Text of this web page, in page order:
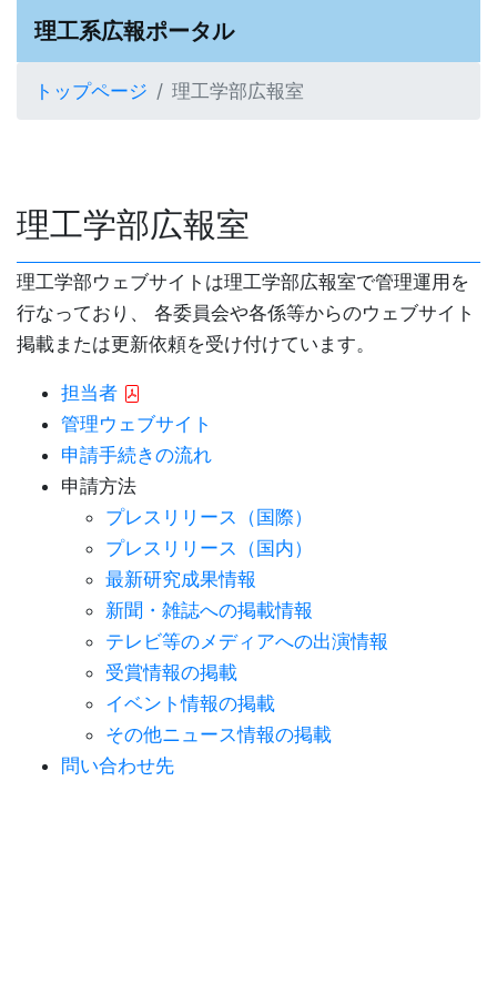
理工系広報ポータル
トップページ 理工学部広報室
理工学部広報室
理工学部ウェブサイトは理工学部広報室で管理運用を
行なっており、 各委員会や各係等からのウェブサイト
掲載または更新依頼を受け付けています。
担当者
管理ウェブサイト
申請手続きの流れ
申請方法
プレスリリース（国際）
プレスリリース（国内）
最新研究成果情報
新聞・雑誌への掲載情報
テレビ等のメディアへの出演情報
受賞情報の掲載
イベント情報の掲載
その他ニュース情報の掲載
問い合わせ先